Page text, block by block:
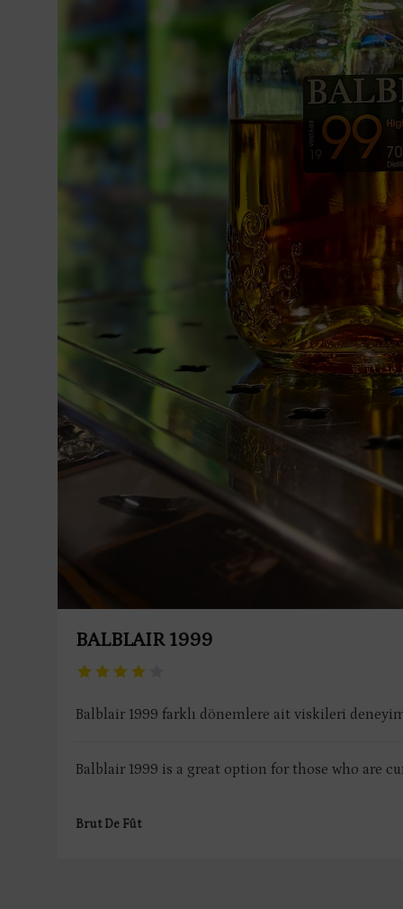
BALBLAIR 1999
Balblair 1999 farklı dönemlere ait viskileri
Balblair 1999 is a great option for those who are
Brut De Fût